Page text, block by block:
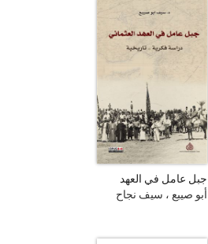
جبل عامل في العهد
Ottoman Era, 1882 -
أبو صيبع ، سيف نجاح